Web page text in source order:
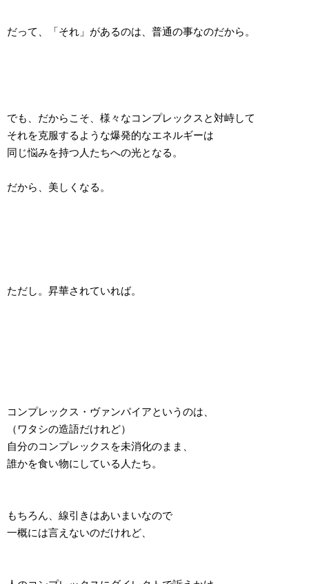
だって、「それ」があるのは、普通の事なのだから。
でも、だからこそ、様々なコンプレックスと対峙して
それを克服するような爆発的なエネルギーは
同じ悩みを持つ人たちへの光となる。
だから、美しくなる。
ただし。昇華されていれば。
コンプレックス・ヴァンパイアというのは、
（ワタシの造語だけれど）
自分のコンプレックスを未消化のまま、
誰かを食い物にしている人たち。
もちろん、線引きはあいまいなので
一概には言えないのだけれど、